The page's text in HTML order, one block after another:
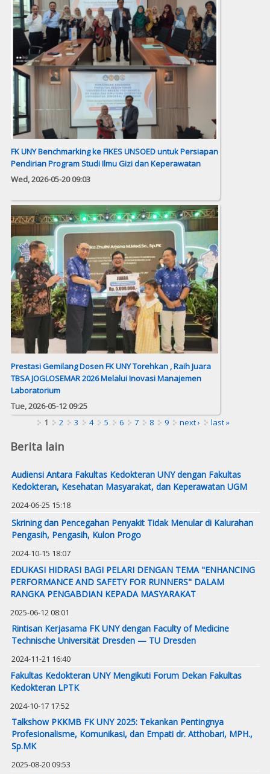
FK UNY Benchmarking ke FIKES UNSOED untuk Persiapan
Pendirian Program Studi Ilmu Gizi dan Keperawatan
Wed, 2026-05-20 09:03
Prestasi Gemilang Dosen FK UNY Torehkan , Raih Juara
TBSA JOGLOSEMAR 2026 Melalui Inovasi Manajemen
Laboratorium
Tue, 2026-05-12 09:25
1 2 3 4 5 6 7 8 9 next › last »
Berita lain
Audiensi Antara Fakultas Kedokteran UNY dengan Fakultas
Kedokteran, Kesehatan Masyarakat, dan Keperawatan UGM
2024-06-25 15:18
Skrining dan Pencegahan Penyakit Tidak Menular di Kalurahan
Pengasih, Pengasih, Kulon Progo
2024-10-15 18:07
EDUKASI HIDRASI BAGI PELARI DENGAN TEMA "ENHANCING
PERFORMANCE AND SAFETY FOR RUNNERS" DALAM
RANGKA PENGABDIAN KEPADA MASYARAKAT
2025-06-12 08:01
Rintisan Kerjasama FK UNY dengan Faculty of Medicine
Technische Universität Dresden — TU Dresden
2024-11-21 16:40
Fakultas Kedokteran UNY Mengikuti Forum Dekan Fakultas
Kedokteran LPTK
2024-10-17 17:52
Talkshow PKKMB FK UNY 2025: Tekankan Pentingnya
Profesionalisme, Komunikasi, dan Empati dr. Atthobari, MPH.,
Sp.MK
2025-08-20 09:53